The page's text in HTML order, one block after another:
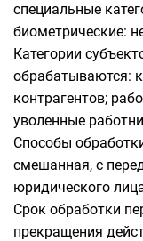
специальные
биометрические:
Категории
обрабатываются:
контрагентов;
уволенные
Способы
смешанная, с
юридического
Срок обработки
прекращения